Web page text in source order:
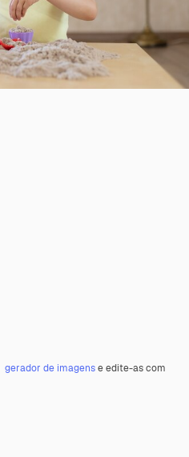
gerador de imagense edite-as com